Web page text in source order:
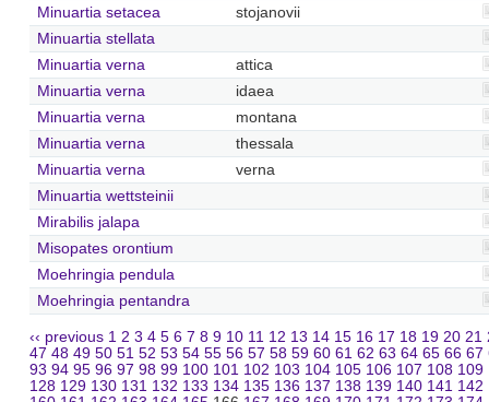
Minuartia setacea
stojanovii
Minuartia stellata
Minuartia verna
attica
Minuartia verna
idaea
Minuartia verna
montana
Minuartia verna
thessala
Minuartia verna
verna
Minuartia wettsteinii
Mirabilis jalapa
Misopates orontium
Moehringia pendula
Moehringia pentandra
‹‹ previous 1 2 3 4 5 6 7 8 9 10 11 12 13 14 15 16 17 18 19 20 21
47 48 49 50 51 52 53 54 55 56 57 58 59 60 61 62 63 64 65 66 67
93 94 95 96 97 98 99 100 101 102 103 104 105 106 107 108 109
128 129 130 131 132 133 134 135 136 137 138 139 140 141 142